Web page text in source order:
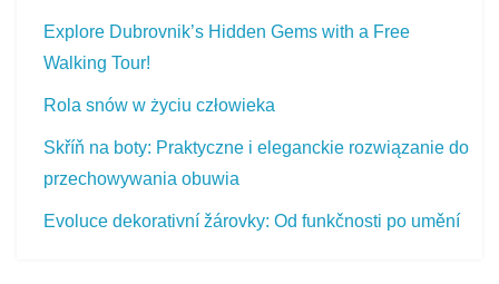
Explore Dubrovnik’s Hidden Gems with a Free
Walking Tour!
Rola snów w życiu człowieka
Skříň na boty: Praktyczne i eleganckie rozwiązanie do
przechowywania obuwia
Evoluce dekorativní žárovky: Od funkčnosti po umění